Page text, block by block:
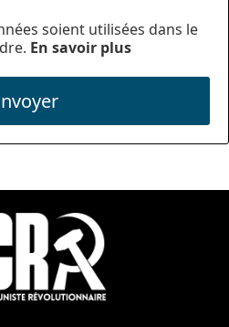
soient utilisées dans le
En savoir plus